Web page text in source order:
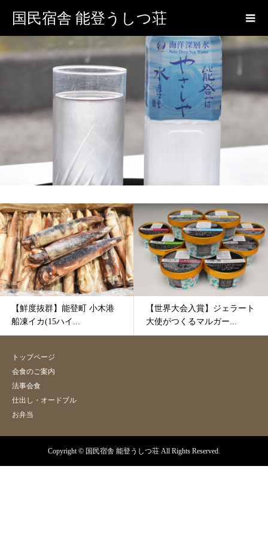
国民宿舎 能登うしつ荘
【鮮度抜群】能登町 小木港
船凍イカ(15ハイ...
【世界大会入賞】ジェラート
大使がつくるマルガー...
トップページ
会食のご案内
法事会食
仕出し・オードブル
お弁当
Copyright © 国民宿舎 能登うしつ荘 All Rights Reserved.